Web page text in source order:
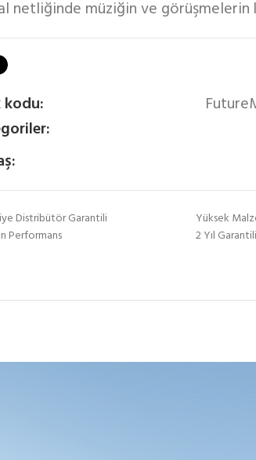
netliğinde müziğin ve görüşmelerin
Distribütör Garantili
Performans
Yüksek
2 Yıl Garantili